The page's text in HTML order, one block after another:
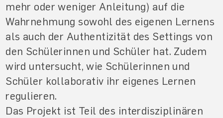
mehr oder weniger Anleitung) auf die
Wahrnehmung sowohl des eigenen Lernens
als auch der Authentizität des Settings von
den Schülerinnen und Schüler hat. Zudem
wird untersucht, wie Schülerinnen und
Schüler kollaborativ ihr eigenes Lernen
regulieren.
Das Projekt ist Teil des interdisziplinären